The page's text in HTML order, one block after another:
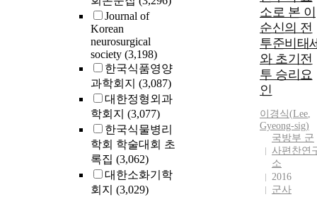
Journal of
Korean
neurosurgical
society (3,198)
한국식품영양
과학회지 (3,087)
대한정형외과
학회지 (3,077)
한국식물병리
학회 학술대회 초
록집 (3,062)
대한소화기학
회지 (3,029)
소로 본 이
순신의 전
투준비태
와 초기전
투 승리요
인
이경식(Lee,
Gyeong-sig)
국방부 군
사편찬연
소
2016
군사